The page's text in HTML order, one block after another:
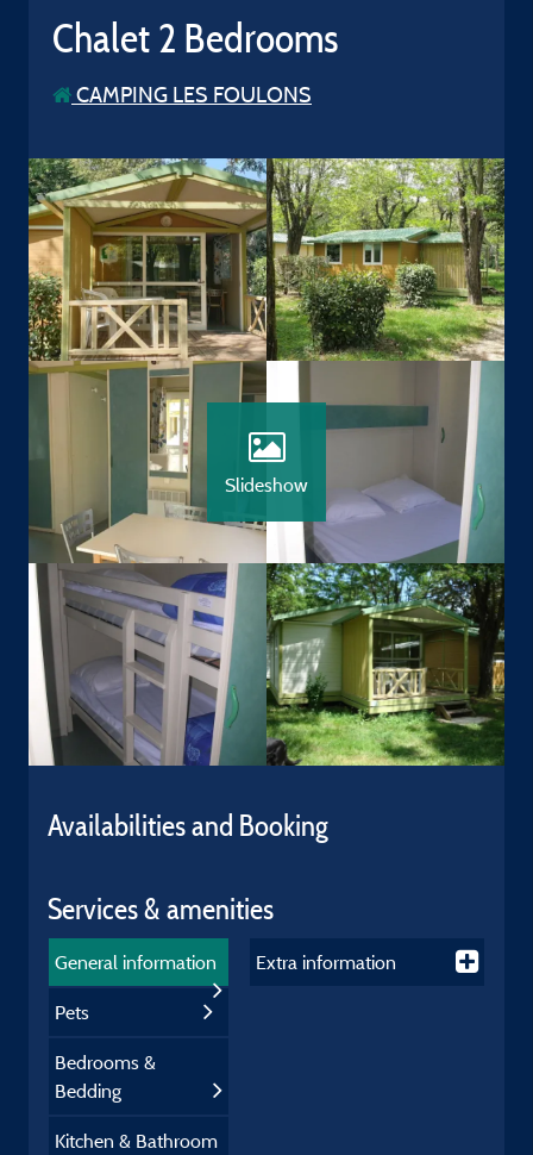
Chalet 2 Bedrooms
CAMPING LES FOULONS
Slideshow
Availabilities and Booking
Services & amenities
General information
Pets
Bedrooms &
Bedding
Kitchen & Bathroom
Extra information